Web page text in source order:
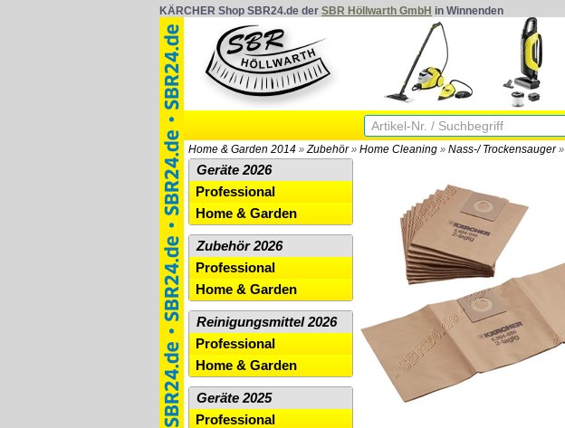
KÄRCHER Shop SBR24.de der SBR Höllwarth GmbH in Winnenden
Home & Garden 2014 » Zubehör» Home Cleaning » Nass-/ Trockensauger»
Geräte 2026
Professional
Home & Garden
Zubehör 2026
Professional
Home & Garden
Reinigungsmittel 2026
Professional
Home & Garden
Geräte 2025
Professional